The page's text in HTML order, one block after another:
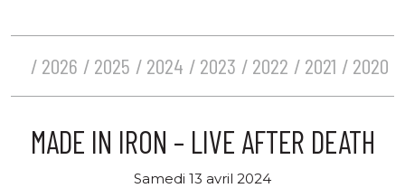
2026 2025 2024 2023 2022 2021 2020
MADE IN IRON – LIVE AFTER DEATH
Samedi 13 avril 2024